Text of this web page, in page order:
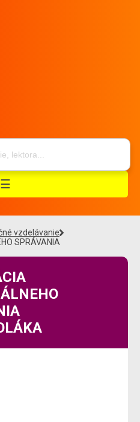
☰
vzdelávanie
SPRÁVANIA